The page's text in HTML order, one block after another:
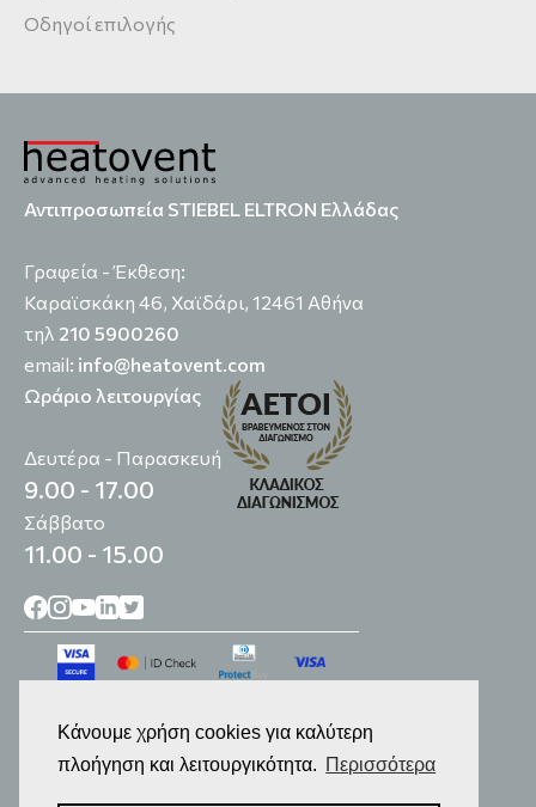
Κάνουμε χρήση cookies για καλύτερη
πλοήγηση και λειτουργικότητα. Περισσότερα
Οδηγοί επιλογής
Αντιπροσωπεία STIEBEL ELTRON Ελλάδας
Γραφεία - Έκθεση:
Καραϊσκάκη 46, Χαϊδάρι, 12461 Αθήνα
τηλ 210 5900260
email: info@heatovent.com
Ωράριο λειτουργίας
Δευτέρα - Παρασκευή
9.00 - 17.00
Σάββατο
11.00 - 15.00
© 2014-2026 Επεξεργασία Προσωπικών Δεδομένων